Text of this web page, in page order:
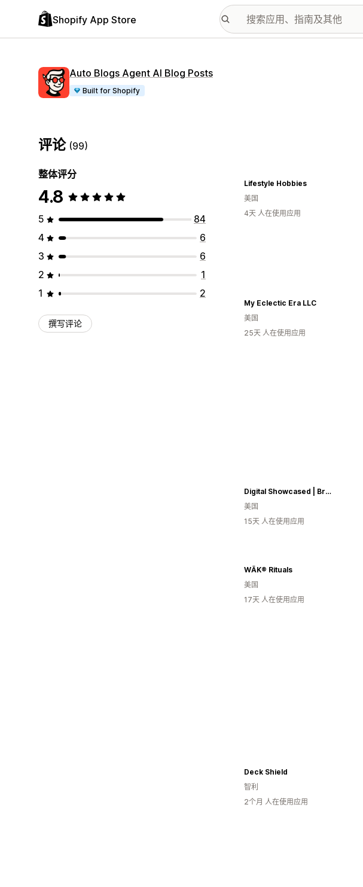
Shopify App Store
Auto Blogs Agent AI Blog Posts
Built for Shopify
评论 (99)
整体评分
4.8
5
84
4
6
3
6
2
1
1
2
撰写评论
Lifestyle Hobbies
美国
4天 人在使用应用
My Eclectic Era LLC
美国
25天 人在使用应用
Digital Showcased | Breakthrough AI Tools. Clarity Now. Amazing Results.
美国
15天 人在使用应用
WĀK® Rituals
美国
17天 人在使用应用
Deck Shield
智利
2个月 人在使用应用